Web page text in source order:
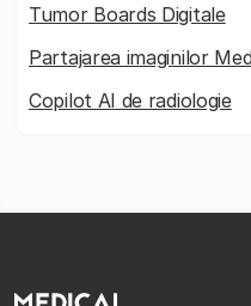
Tumor Boards Digitale
Partajarea imaginilor
Copilot AI de radiologie